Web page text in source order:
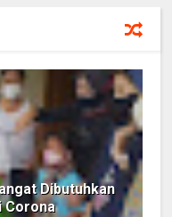
Dibutuhkan
Corona